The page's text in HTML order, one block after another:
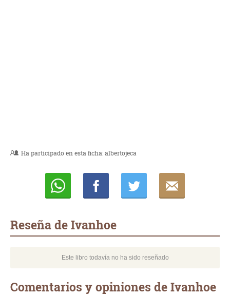
Ha participado en esta ficha:albertojeca
Reseña de Ivanhoe
Este libro todavía no ha sido reseñado
Comentarios y opiniones de Ivanhoe